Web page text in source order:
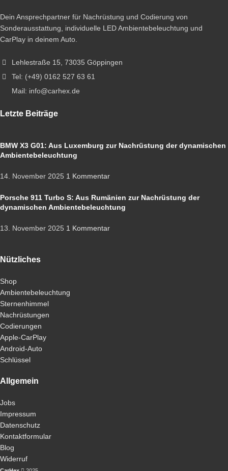
Dein Ansprechpartner für Nachrüstung und Codierung von
Sonderausstattung, individuelle LED Ambientebeleuchtung und
CarPlay in deinem Auto.
Lehlestraße 15, 73035 Göppingen
Tel: (+49) 0162 527 63 61
Mail: info@carhex.de
Letzte Beiträge
BMW X3 G01: Aus Luxemburg zur Nachrüstung der dynamischen
Ambientebeleuchtung
14. November 2025 1 Kommentar
Porsche 911 Turbo S: Aus Rumänien zur Nachrüstung der
dynamischen Ambientebeleuchtung
13. November 2025 1 Kommentar
Nützliches
Shop
Ambientebeleuchtung
Sternenhimmel
Nachrüstungen
Codierungen
Apple-CarPlay
Android-Auto
Schlüssel
Allgemein
Jobs
Impressum
Datenschutz
Kontaktformular
Blog
Widerruf